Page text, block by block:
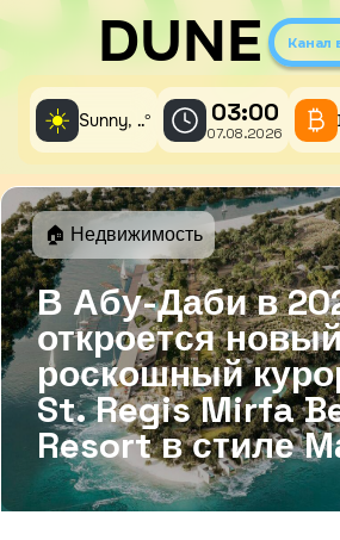
DUNE Канал
☀️ Sunny, ..° 03:00
07.08.2026
В Абу-Даби в
откроется
роскошный
St. Regis Mirfa
Resort в стиле
🏠 Недвижимость